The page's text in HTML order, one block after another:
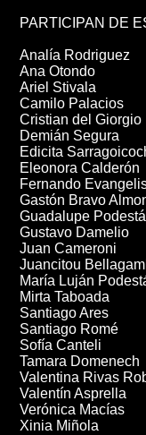
PARTICIPAN DE
Analía Rodriguez
Ana Otondo
Ariel Stivala
Camilo Palacios
Cristian del Giorgio
Demián Segura
Edicita
Eleonora Calderón
Fernando
Gastón Bravo
Guadalupe Podestá
Gustavo Damelio
Juan Cameroni
Juancitou
María Luján
Mirta Taboada
Santiago Ares
Santiago Romé
Sofía Canteli
Tamara Domenech
Valentina Rivas
Valentín Asprella
Verónica Macías
Xinia Miñola